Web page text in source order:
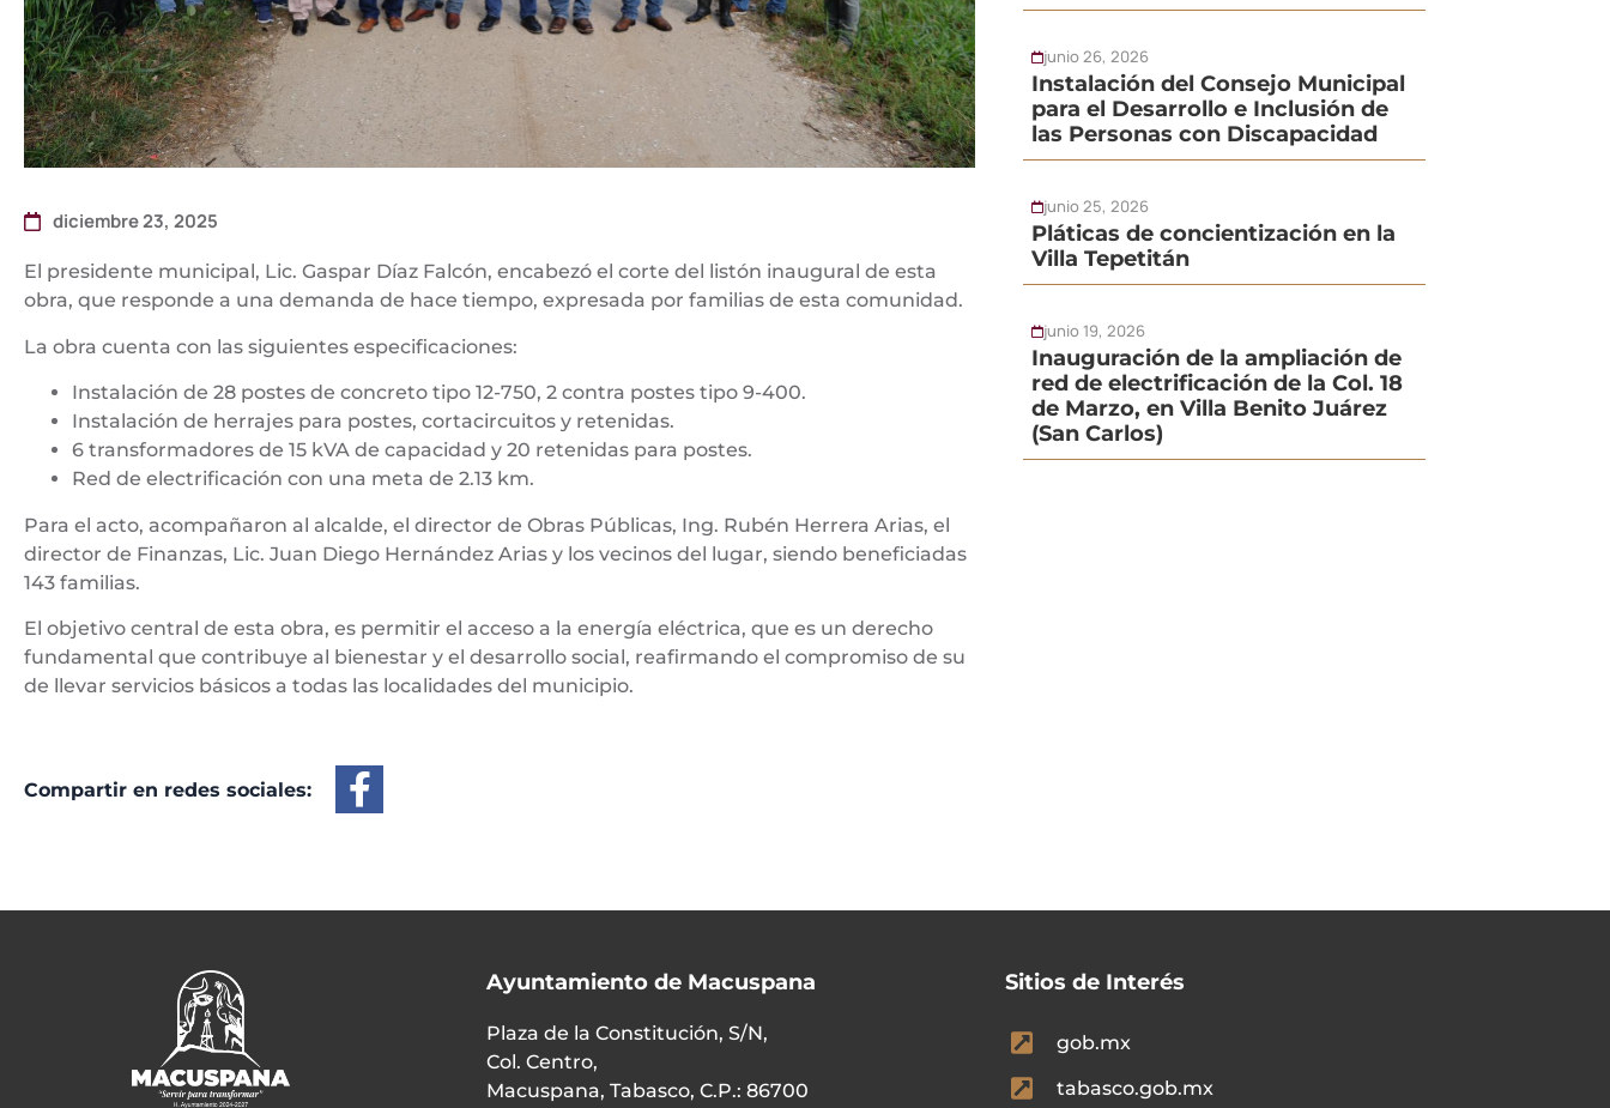
diciembre 23, 2025
El presidente municipal, Lic. Gaspar Díaz Falcón, encabezó el corte del listón inaugural de esta
obra, que responde a una demanda de hace tiempo, expresada por familias de esta comunidad.
La obra cuenta con las siguientes especificaciones:
Instalación de 28 postes de concreto tipo 12-750, 2 contra postes tipo 9-400.
Instalación de herrajes para postes, cortacircuitos y retenidas.
6 transformadores de 15 kVA de capacidad y 20 retenidas para postes.
Red de electrificación con una meta de 2.13 km.
Para el acto, acompañaron al alcalde, el director de Obras Públicas, Ing. Rubén Herrera Arias, el
director de Finanzas, Lic. Juan Diego Hernández Arias y los vecinos del lugar, siendo beneficiadas
143 familias.
El objetivo central de esta obra, es permitir el acceso a la energía eléctrica, que es un derecho
fundamental que contribuye al bienestar y el desarrollo social, reafirmando el compromiso de su
de llevar servicios básicos a todas las localidades del municipio.
Compartir en redes sociales:
junio 26, 2026
Instalación del Consejo Municipal
para el Desarrollo e Inclusión de
las Personas con Discapacidad
junio 25, 2026
Pláticas de concientización en la
Villa Tepetitán
junio 19, 2026
Inauguración de la ampliación de
red de electrificación de la Col. 18
de Marzo, en Villa Benito Juárez
(San Carlos)
Ayuntamiento de Macuspana
Plaza de la Constitución, S/N,
Col. Centro,
Macuspana, Tabasco, C.P.: 86700
Sitios de Interés
gob.mx
tabasco.gob.mx